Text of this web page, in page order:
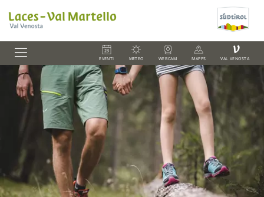
EVENTI METEO WEBCAM MAPPS
V
VAL VENOSTA